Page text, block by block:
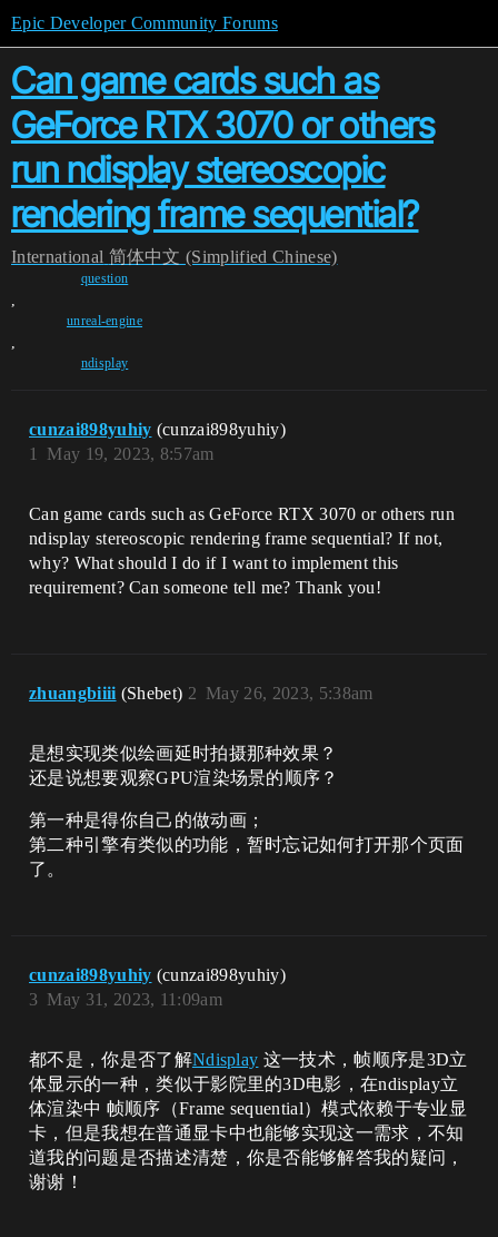
Epic Developer Community Forums
Can game cards such as
GeForce RTX 3070 or others
run ndisplay stereoscopic
rendering frame sequential?
International 简体中文 (Simplified Chinese)
question
,
unreal-engine
,
ndisplay
cunzai898yuhiy (cunzai898yuhiy)
May 19, 2023, 8:57am
1
Can game cards such as GeForce RTX 3070 or others run
ndisplay stereoscopic rendering frame sequential? If not,
why? What should I do if I want to implement this
requirement? Can someone tell me? Thank you!
zhuangbiiii (Shebet) May 26, 2023, 5:38am
2
是想实现类似绘画延时拍摄那种效果？
还是说想要观察GPU渲染场景的顺序？
第一种是得你自己的做动画；
第二种引擎有类似的功能，暂时忘记如何打开那个页面
了。
cunzai898yuhiy (cunzai898yuhiy)
May 31, 2023, 11:09am
3
都不是，你是否了解Ndisplay 这一技术，帧顺序是3D立
体显示的一种，类似于影院里的3D电影，在ndisplay立
体渲染中 帧顺序（Frame sequential）模式依赖于专业显
卡，但是我想在普通显卡中也能够实现这一需求，不知
道我的问题是否描述清楚，你是否能够解答我的疑问，
谢谢！